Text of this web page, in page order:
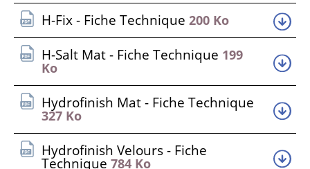
H-Fix - Fiche Technique 200 Ko
H-Salt Mat - Fiche Technique 199
Ko
Hydrofinish Mat - Fiche Technique
327 Ko
Hydrofinish Velours - Fiche
Technique 784 Ko